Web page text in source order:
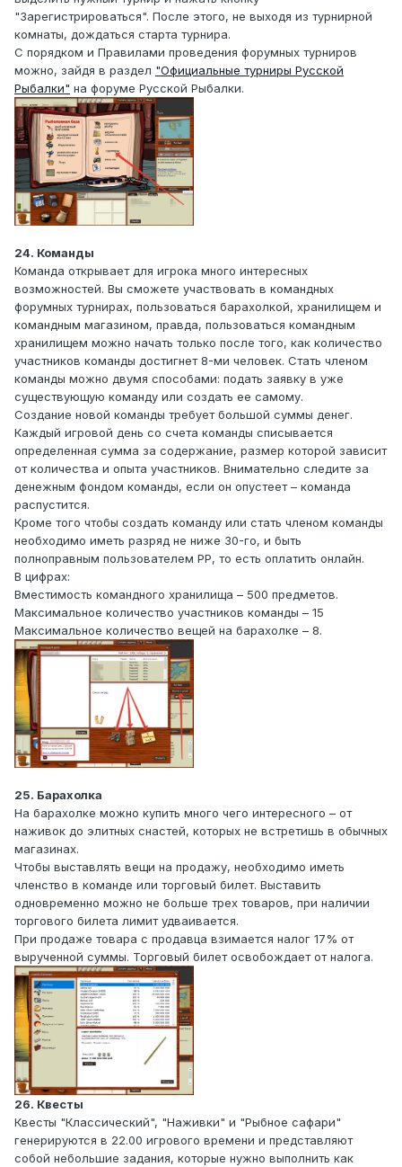
"Зарегистрироваться". После этого, не выходя из турнирной
комнаты, дождаться старта турнира.
С порядком и Правилами проведения форумных турниров
можно, зайдя в раздел "Официальные турниры Русской
Рыбалки" на форуме Русской Рыбалки.
24. Команды
Команда открывает для игрока много интересных
возможностей. Вы сможете участвовать в командных
форумных турнирах, пользоваться барахолкой, хранилищем и
командным магазином, правда, пользоваться командным
хранилищем можно начать только после того, как количество
участников команды достигнет 8-ми человек. Стать членом
команды можно двумя способами: подать заявку в уже
существующую команду или создать ее самому.
Создание новой команды требует большой суммы денег.
Каждый игровой день со счета команды списывается
определенная сумма за содержание, размер которой зависит
от количества и опыта участников. Внимательно следите за
денежным фондом команды, если он опустеет – команда
распустится.
Кроме того чтобы создать команду или стать членом команды
необходимо иметь разряд не ниже 30-го, и быть
полноправным пользователем РР, то есть оплатить онлайн.
В цифрах:
Вместимость командного хранилища – 500 предметов.
Максимальное количество участников команды – 15
Максимальное количество вещей на барахолке – 8.
25. Барахолка
На барахолке можно купить много чего интересного – от
наживок до элитных снастей, которых не встретишь в обычных
магазинах.
Чтобы выставлять вещи на продажу, необходимо иметь
членство в команде или торговый билет. Выставить
одновременно можно не больше трех товаров, при наличии
торгового билета лимит удваивается.
При продаже товара с продавца взимается налог 17% от
вырученной суммы. Торговый билет освобождает от налога.
26. Квесты
Квесты "Классический", "Наживки" и "Рыбное сафари"
генерируются в 22.00 игрового времени и представляют
собой небольшие задания, которые нужно выполнить как